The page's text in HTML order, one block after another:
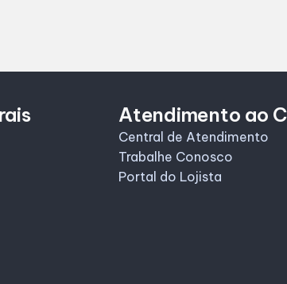
Atendimento ao
Central de Atendimento
Trabalhe Conosco
Portal do Lojista